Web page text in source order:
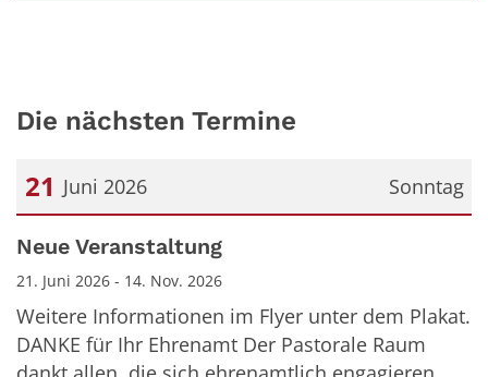
Die nächsten Termine
Sonntag
21 Juni 2026
Datum: 21. Juni 2026
Neue Veranstaltung
21. Juni 2026 - 14. Nov. 2026
Weitere Informationen im Flyer unter dem Plakat.
DANKE für Ihr Ehrenamt Der Pastorale Raum